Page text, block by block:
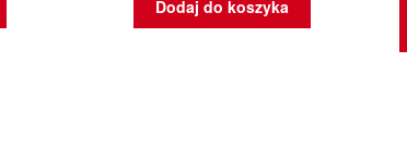
Dodaj do koszyka